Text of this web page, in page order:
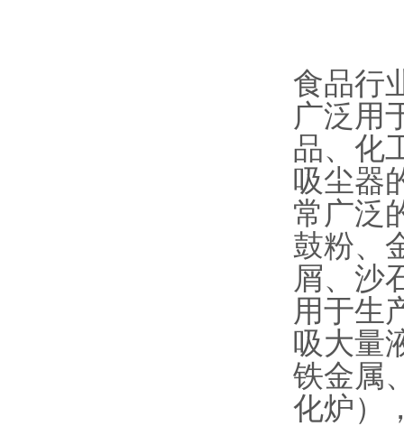
食品行
广泛用
品、化
吸尘器
常广泛
鼓粉、
屑、沙
用于生
吸大量
铁金属
化炉）